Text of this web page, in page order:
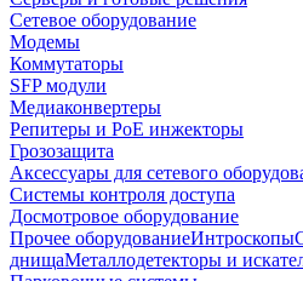
Сетевое оборудование
Модемы
Коммутаторы
SFP модули
Медиаконвертеры
Репитеры и PoE инжекторы
Грозозащита
Аксессуары для сетевого
Системы контроля доступа
Досмотровое оборудование
Прочее оборудованиеИнтроскопы
днищаМеталлодетекторы и